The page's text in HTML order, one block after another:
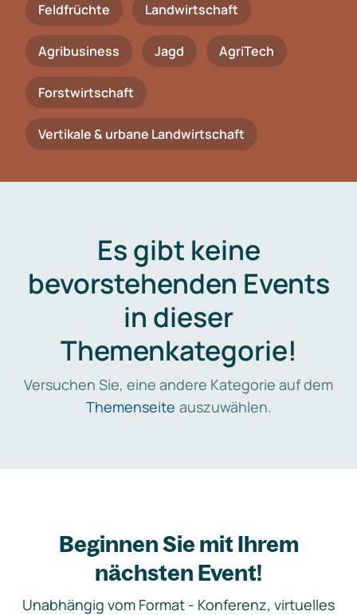
Feldfrüchte Landwirtschaft
Agribusiness Jagd AgriTech
Forstwirtschaft
Vertikale & urbane Landwirtschaft
Es gibt keine
bevorstehenden Events
in dieser
Themenkategorie!
Versuchen Sie, eine andere Kategorie auf dem
Themenseite auszuwählen.
Beginnen Sie mit Ihrem
nächsten Event!
Unabhängig vom Format - Konferenz, virtuelles